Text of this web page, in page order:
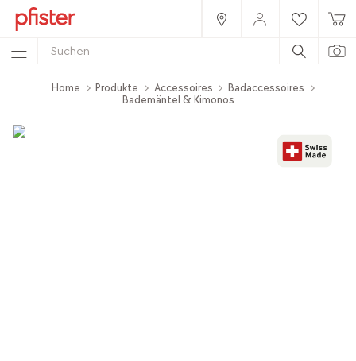
Home Produkte Accessoires
Badaccessoires
Bademäntel & Kimonos